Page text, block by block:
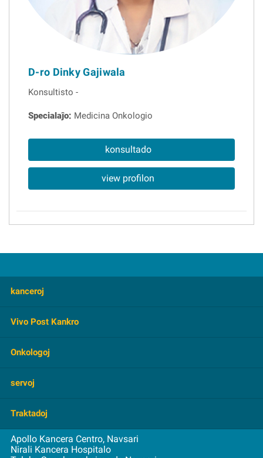
D-ro Dinky Gajiwala
Konsultisto -
Specialaĵo: Medicina Onkologio
konsultado
view profilon
kanceroj
Cerbo Tumoro
Kolonvenoj
Ginekologia
Kapo kaj Kolo
Pulmo
parola
Vivo Post Kankro
FAQ
antaŭzorgo
Videoj
Onkologoj
Hematologio
nuklea Medicino
Radiado
Kirurgia
servoj
Konfeso
konsultado
edukado
Traktadoj
Sango kaj Medolo-Transplantado
Apollo Kancera Centro, Navsari
Nirali Kancera Hospitalo